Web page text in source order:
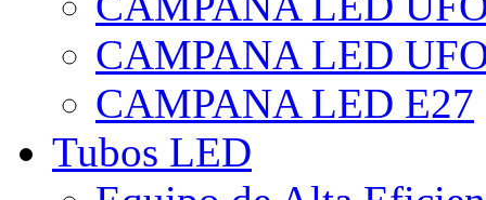
CAMPANA LED
CAMPANA LED E27
Tubos LED